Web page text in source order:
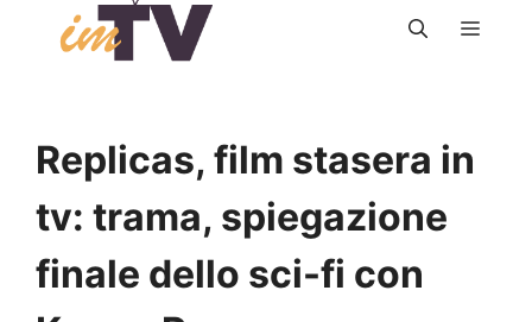
contenuto
Replicas, film stasera in
tv: trama, spiegazione
finale dello sci-fi con